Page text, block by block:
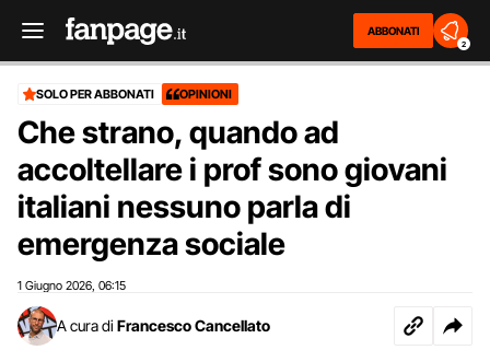
ABBONATI
2
SOLO PER ABBONATI OPINIONI
Che strano, quando ad
accoltellare i prof sono giovani
italiani nessuno parla di
emergenza sociale
1 Giugno 2026 06:15
A cura di Francesco Cancellato